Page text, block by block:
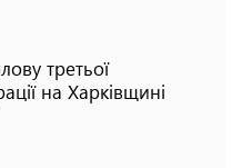
третьої
на Харківщині